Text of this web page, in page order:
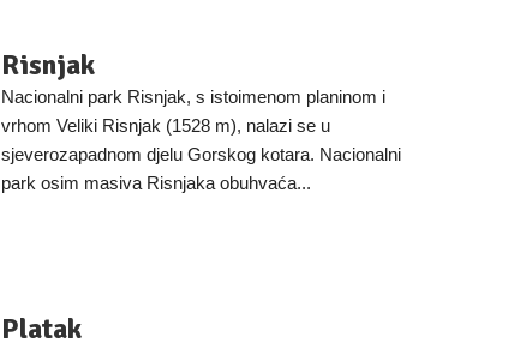
Risnjak
Nacionalni park Risnjak, s istoimenom planinom i
vrhom Veliki Risnjak (1528 m), nalazi se u
sjeverozapadnom djelu Gorskog kotara. Nacionalni
park osim masiva Risnjaka obuhvaća...
Platak